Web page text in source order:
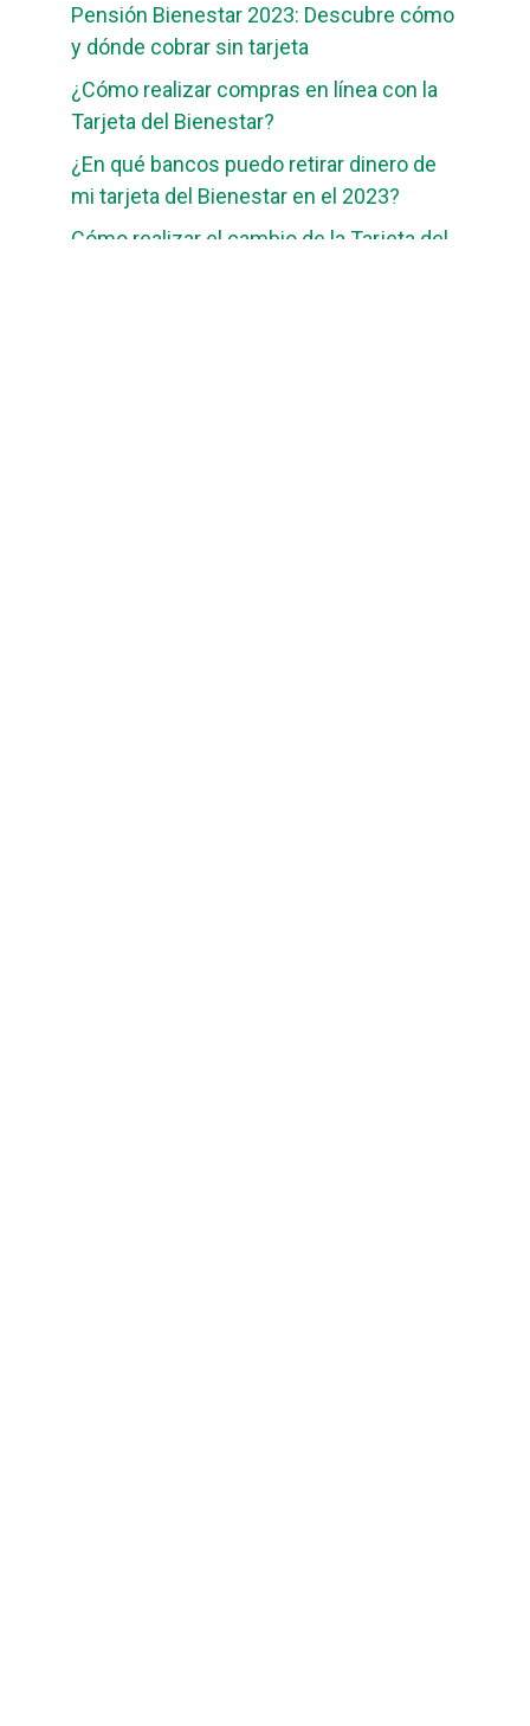
Pensión Bienestar 2023: Descubre cómo
y dónde cobrar sin tarjeta
¿Cómo realizar compras en línea con la
Tarjeta del Bienestar?
¿En qué bancos puedo retirar dinero de
mi tarjeta del Bienestar en el 2023?
Cómo realizar el cambio de la Tarjeta del